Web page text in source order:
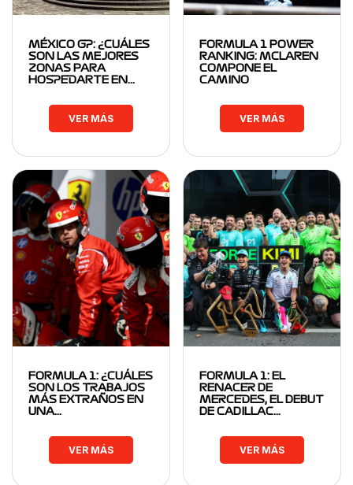
MÉXICO GP: ¿CUÁLES
SON LAS MEJORES
ZONAS PARA
HOSPEDARTE EN…
VER MÁS
FORMULA 1 POWER
RANKING: MCLAREN
COMPONE EL
CAMINO
VER MÁS
FORMULA 1: ¿CUÁLES
SON LOS TRABAJOS
MÁS EXTRAÑOS EN
UNA…
VER MÁS
FORMULA 1: EL
RENACER DE
MERCEDES, EL DEBUT
DE CADILLAC…
VER MÁS